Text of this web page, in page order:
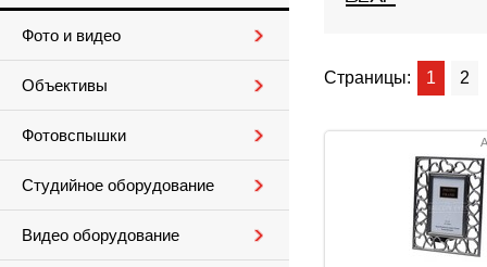
Фото и видео
Объективы
Фотовспышки
Студийное оборудование
Видео оборудование
Страницы: 1 2